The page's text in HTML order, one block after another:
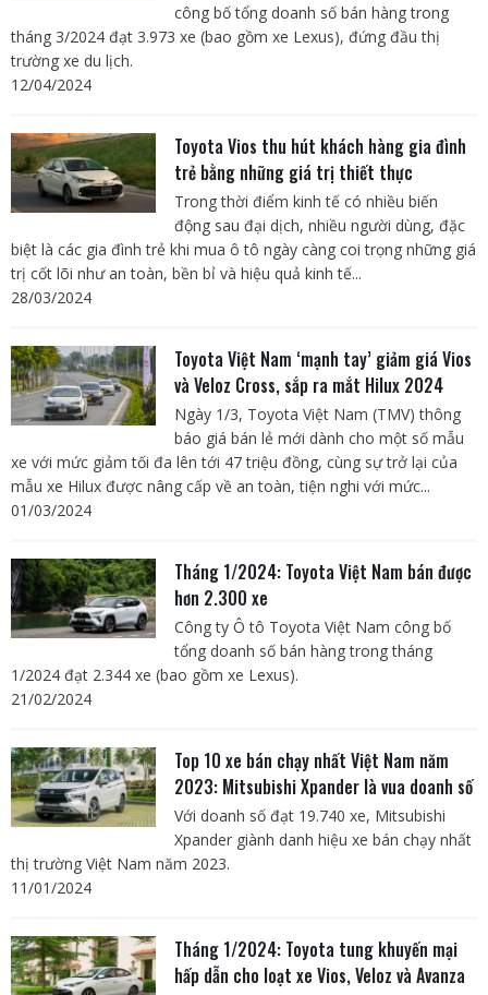
công bố tổng doanh số bán hàng trong
tháng 3/2024 đạt 3.973 xe (bao gồm xe Lexus), đứng đầu thị
trường xe du lịch.
12/04/2024
Toyota Vios thu hút khách hàng gia đình
trẻ bằng những giá trị thiết thực
Trong thời điểm kinh tế có nhiều biến
động sau đại dịch, nhiều người dùng, đặc
biệt là các gia đình trẻ khi mua ô tô ngày càng coi trọng những giá
trị cốt lõi như an toàn, bền bỉ và hiệu quả kinh tế...
28/03/2024
Toyota Việt Nam ‘mạnh tay’ giảm giá Vios
và Veloz Cross, sắp ra mắt Hilux 2024
Ngày 1/3, Toyota Việt Nam (TMV) thông
báo giá bán lẻ mới dành cho một số mẫu
xe với mức giảm tối đa lên tới 47 triệu đồng, cùng sự trở lại của
mẫu xe Hilux được nâng cấp về an toàn, tiện nghi với mức...
01/03/2024
Tháng 1/2024: Toyota Việt Nam bán được
hơn 2.300 xe
Công ty Ô tô Toyota Việt Nam công bố
tổng doanh số bán hàng trong tháng
1/2024 đạt 2.344 xe (bao gồm xe Lexus).
21/02/2024
Top 10 xe bán chạy nhất Việt Nam năm
2023: Mitsubishi Xpander là vua doanh số
Với doanh số đạt 19.740 xe, Mitsubishi
Xpander giành danh hiệu xe bán chạy nhất
thị trường Việt Nam năm 2023.
11/01/2024
Tháng 1/2024: Toyota tung khuyến mại
hấp dẫn cho loạt xe Vios, Veloz và Avanza